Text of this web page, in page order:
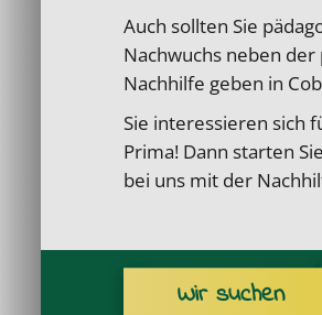
Auch sollten Sie
Nachwuchs neben
Nachhilfe geben in
Sie interessieren sich
Prima! Dann starten
bei uns mit der
Wir suchen